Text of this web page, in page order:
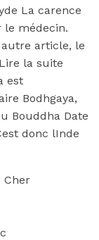
La carence
le médecin.
article, le
la suite
est
Bodhgaya,
Bouddha Date
donc lInde
Cher